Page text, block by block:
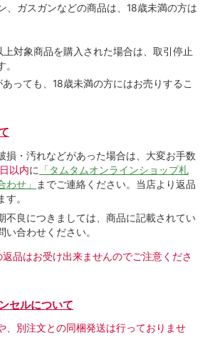
、ガスガンなどの商品は、18歳未満の方は
対象商品を購入された場合は、取引停止
っても、18歳未満の方にはお売りするこ
損・汚れなどがあった場合は、大変お手数
以内に 「タムタムオンラインショップ札
せ」
までご連絡ください。当店より返品
。
不良につきましては、商品に記載されてい
合わせください。
品はお受け出来ませんのでご注意くださ
セルについて
、別注文との同梱発送は行っておりませ